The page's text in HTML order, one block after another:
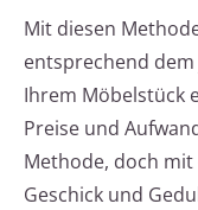
Mit diesen
entsprechend
Ihrem Möbelstück
Preise und
Methode, doch
Geschick und